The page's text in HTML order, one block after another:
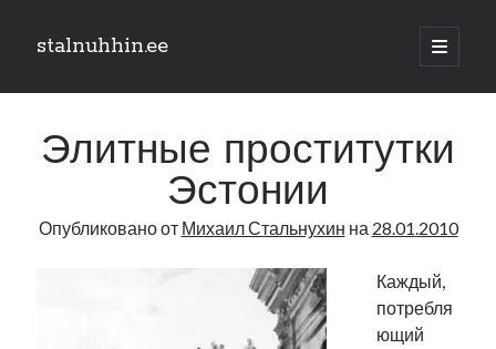
stalnuhhin.ee
отрыть
Боковая
панель
Поиск
Рубрики
Элитные проститутки
Эстонии
Опубликовано от Михаил Стальнухин на 28.01.2010
Каждый,
потребля
ющий